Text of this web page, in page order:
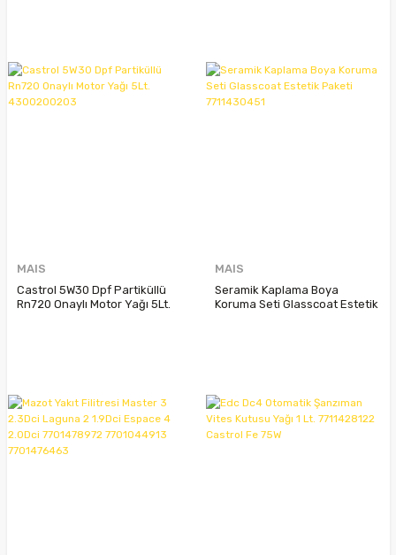
MAIS
Castrol 5W30 Dpf Partiküllü
Rn720 Onaylı Motor Yağı 5Lt.
MAIS
Seramik Kaplama Boya
Koruma Seti Glasscoat Estetik